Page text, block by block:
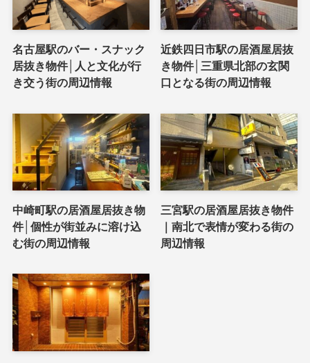
名古屋駅のバー・スナック
居抜き物件│人と文化が行
き交う街の周辺情報
近鉄四日市駅の居酒屋居抜
き物件│三重県北部の玄関
口となる街の周辺情報
中崎町駅の居酒屋居抜き物
件│個性が街並みに溶け込
む街の周辺情報
三宮駅の居酒屋居抜き物件
｜南北で表情が変わる街の
周辺情報